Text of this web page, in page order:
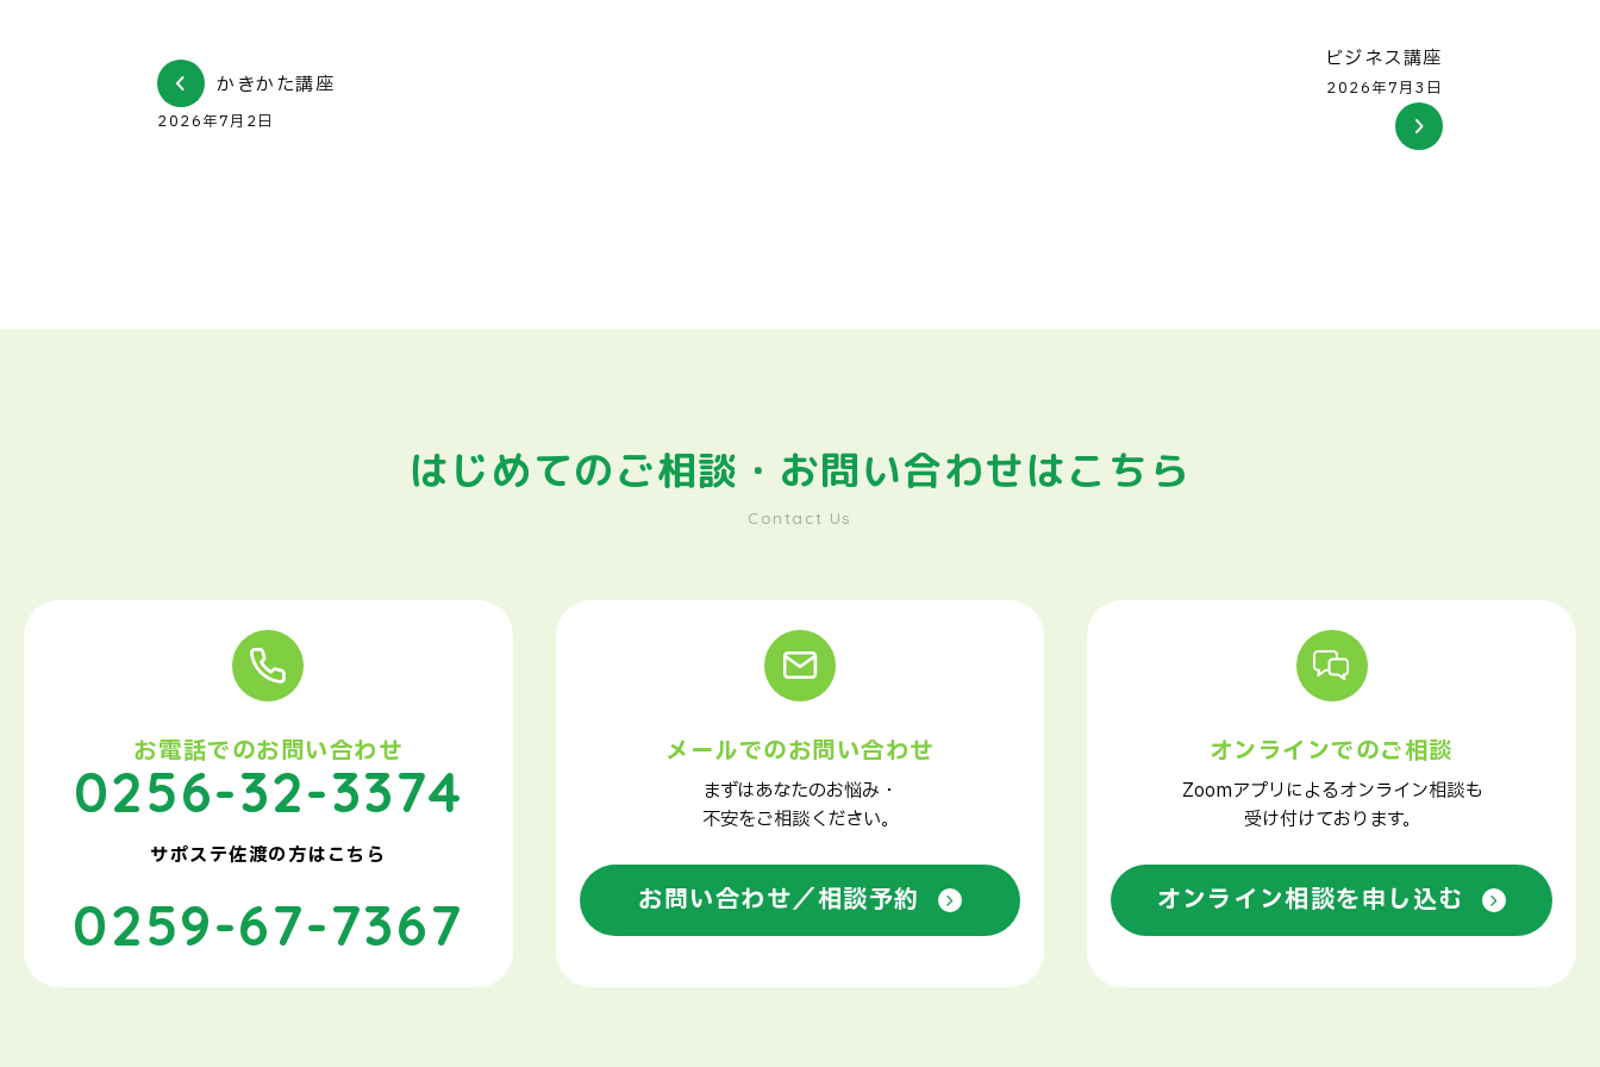
かきかた講座
2026年7月2日
ビジネス講座
2026年7月3日
はじめてのご相談・ お問い合わせはこちら
Contact Us
お電話でのお問い合わせ
0256-32-3374
サポステ佐渡の方はこちら
0259-67-7367
メールでのお問い合わせ
まずはあなたのお悩み・
不安をご相談ください。
お問い合わせ／相談予約
オンラインでのご相談
Zoomアプリによるオンライン相談も
受け付けております。
オンライン相談を申し込む